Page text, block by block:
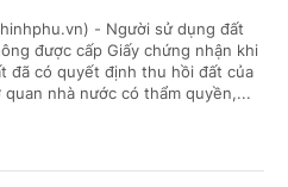
- Người sử dụng đất
được cấp Giấy chứng nhận khi
đã có quyết định thu hồi đất của
quan nhà nước có thẩm quyền,...